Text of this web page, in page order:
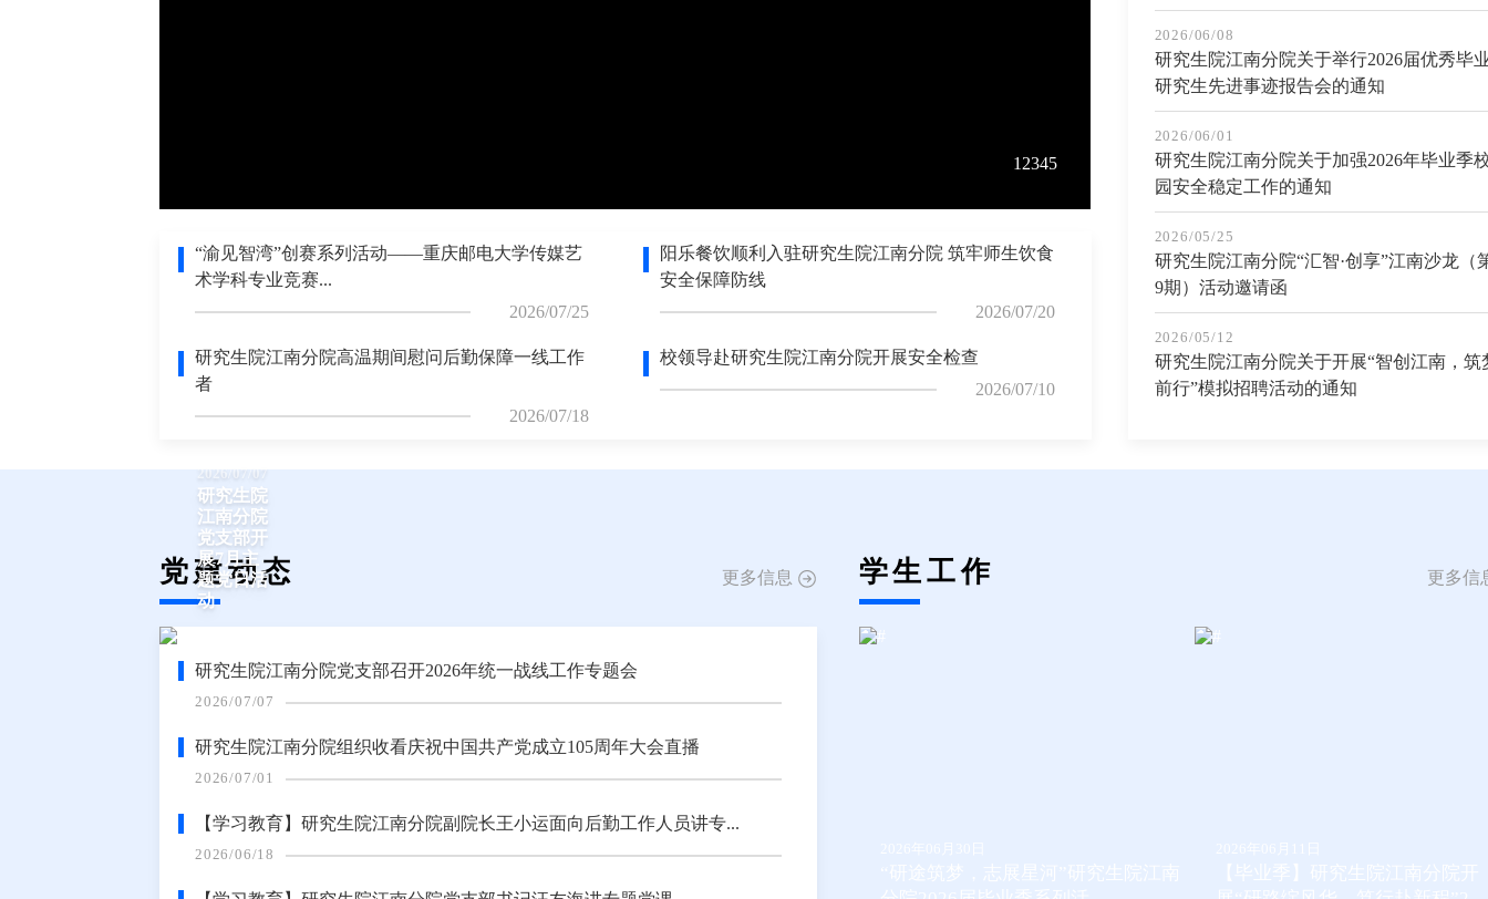
1 2345
“渝见智湾”创赛系列活动——重庆邮电大学传媒艺
术学科专业竞赛...
2026/07/25
阳乐餐饮顺利入驻研究生院江南分院 筑牢师生饮食
安全保障防线
2026/07/20
研究生院江南分院高温期间慰问后勤保障一线工作
者
2026/07/18
校领导赴研究生院江南分院开展安全检查
2026/07/10
2026/06/08
研究生院江南分院关于举行2026届优秀毕
研究生先进事迹报告会的通知
2026/06/01
研究生院江南分院关于加强2026年毕业季
园安全稳定工作的通知
2026/05/25
研究生院江南分院“汇智·创享”江南沙龙（
9期）活动邀请函
2026/05/12
研究生院江南分院关于开展“智创江南，筑
前行”模拟招聘活动的通知
党建动态 更多信息
2026/07/07
研究生院
江南分院
党支部开
展7月主
题党日活
动
研究生院江南分院党支部召开2026年统一战线工作专题会
2026/07/07
研究生院江南分院组织收看庆祝中国共产党成立105周年大会直播
2026/07/01
【学习教育】研究生院江南分院副院长王小运面向后勤工作人员讲专...
2026/06/18
学生工作 更多信